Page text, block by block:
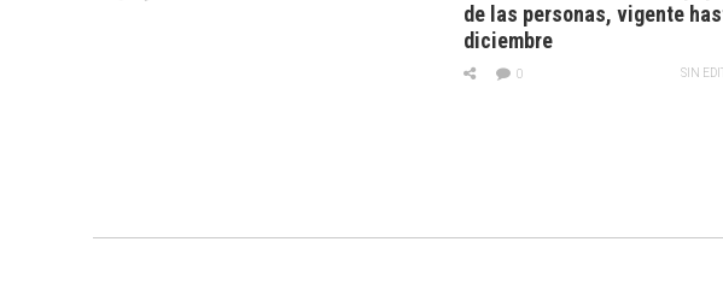
de las personas, vigente
diciembre
SIN
0